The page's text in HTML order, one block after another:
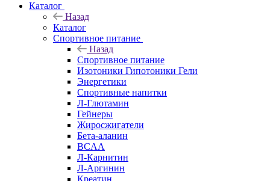
Каталог
Назад
Каталог
Спортивное питание
Назад
Спортивное питание
Изотоники Гипотоники Гели
Энергетики
Спортивные напитки
Л-Глютамин
Гейнеры
Жиросжигатели
Бета-аланин
BCAA
Л-Карнитин
Л-Аргинин
Креатин